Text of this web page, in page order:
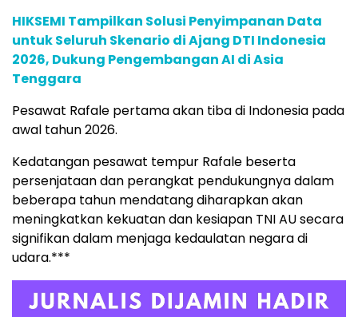
HIKSEMI Tampilkan Solusi Penyimpanan Data
untuk Seluruh Skenario di Ajang DTI Indonesia
2026, Dukung Pengembangan AI di Asia
Tenggara
Pesawat Rafale pertama akan tiba di Indonesia pada
awal tahun 2026.
Kedatangan pesawat tempur Rafale beserta
persenjataan dan perangkat pendukungnya dalam
beberapa tahun mendatang diharapkan akan
meningkatkan kekuatan dan kesiapan TNI AU secara
signifikan dalam menjaga kedaulatan negara di
udara.***